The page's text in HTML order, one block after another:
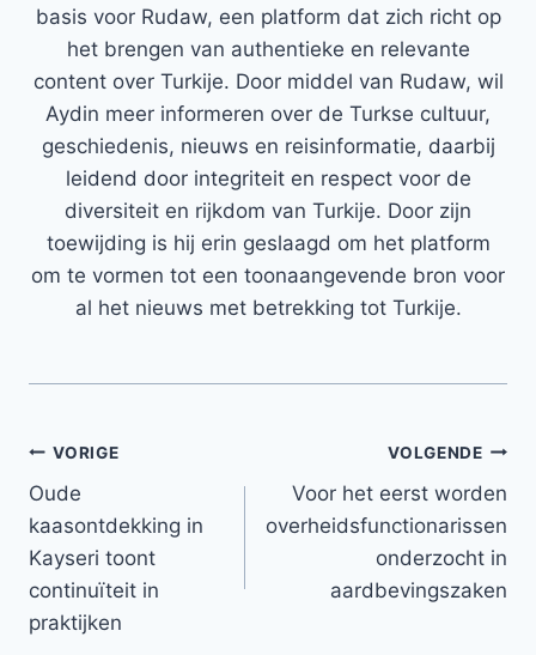
basis voor Rudaw, een platform dat zich richt op
het brengen van authentieke en relevante
content over Turkije. Door middel van Rudaw, wil
Aydin meer informeren over de Turkse cultuur,
geschiedenis, nieuws en reisinformatie, daarbij
leidend door integriteit en respect voor de
diversiteit en rijkdom van Turkije. Door zijn
toewijding is hij erin geslaagd om het platform
om te vormen tot een toonaangevende bron voor
al het nieuws met betrekking tot Turkije.
Bericht
navigatie
VORIGE
Oude
kaasontdekking in
Kayseri toont
continuïteit in
praktijken
VOLGENDE
Voor het eerst worden
overheidsfunctionarissen
onderzocht in
aardbevingszaken